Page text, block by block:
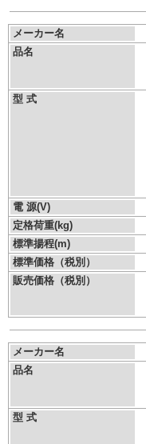
メーカー名
品名
型 式
電 源(V)
定格荷重(kg)
標準揚程(m)
標準価格（税別）
販売価格（税別）
メーカー名
品名
型 式